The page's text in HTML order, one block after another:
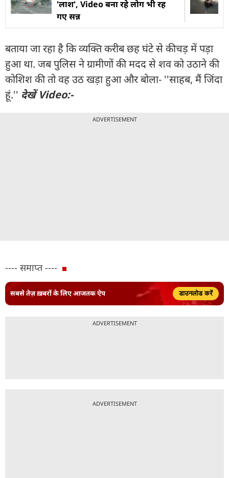
'लाश', Video बना रहे लोग भी रह
गए सन्न
बताया जा रहा है कि व्यक्ति करीब छह घंटे से कीचड़ में पड़ा
हुआ था. जब पुलिस ने ग्रामीणों की मदद से शव को उठाने की
कोशिश की तो वह उठ खड़ा हुआ और बोला- ''साहब, मैं जिंदा
हूं.'' देखें Video:-
ADVERTISEMENT
---- समाप्त ----
सबसे तेज़ ख़बरों के लिए आजतक ऐप डाउनलोड करें
ADVERTISEMENT
ADVERTISEMENT